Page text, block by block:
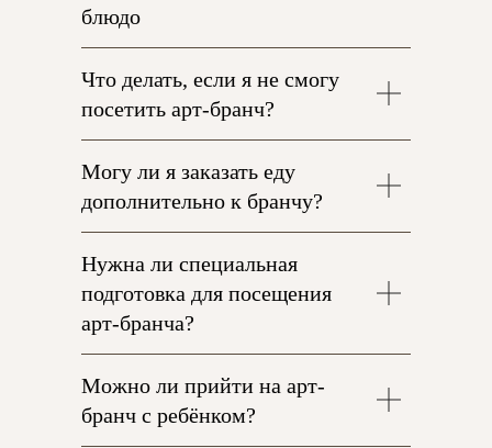
блюдо
Что делать, если я не смогу
посетить арт-бранч?
Могу ли я заказать еду
дополнительно к бранчу?
Нужна ли специальная
подготовка для посещения
арт-бранча?
Можно ли прийти на арт-
бранч с ребёнком?